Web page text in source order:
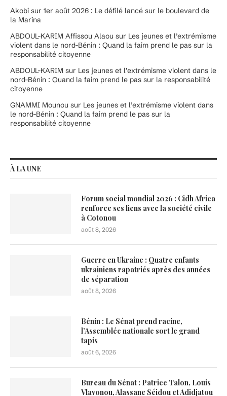
Akobi sur 1er août 2026 : Le défilé lancé sur le boulevard de
la Marina
ABDOUL-KARIM Affissou Alaou sur Les jeunes et l’extrémisme
violent dans le nord-Bénin : Quand la faim prend le pas sur la
responsabilité citoyenne
ABDOUL-KARIM sur Les jeunes et l’extrémisme violent dans le
nord-Bénin : Quand la faim prend le pas sur la responsabilité
citoyenne
GNAMMI Mounou sur Les jeunes et l’extrémisme violent dans
le nord-Bénin : Quand la faim prend le pas sur la
responsabilité citoyenne
À LA UNE
Forum social mondial 2026 : Cidh Africa
renforce ses liens avec la société civile
à Cotonou
août 8, 2026
Guerre en Ukraine : Quatre enfants
ukrainiens rapatriés après des années
de séparation
août 8, 2026
Bénin : Le Sénat prend racine,
l’Assemblée nationale sort le grand
tapis
août 6, 2026
Bureau du Sénat : Patrice Talon, Louis
Vlavonou, Alassane Séidou et Adidjatou